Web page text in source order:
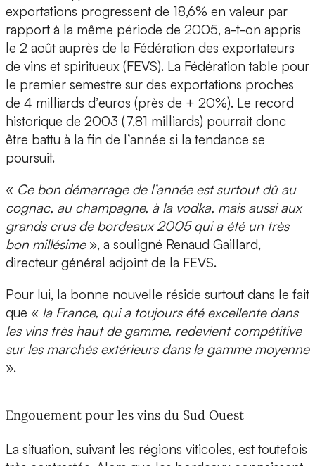
exportations progressent de 18,6% en valeur par
rapport à la même période de 2005, a-t-on appris
le 2 août auprès de la Fédération des exportateurs
de vins et spiritueux (FEVS). La Fédération table pour
le premier semestre sur des exportations proches
de 4 milliards d’euros (près de + 20%). Le record
historique de 2003 (7,81 milliards) pourrait donc
être battu à la fin de l’année si la tendance se
poursuit.
« Ce bon démarrage de l’année est surtout dû au
cognac, au champagne, à la vodka, mais aussi aux
grands crus de bordeaux 2005 qui a été un très
bon millésime», a souligné Renaud Gaillard,
directeur général adjoint de la FEVS.
Pour lui, la bonne nouvelle réside surtout dans le fait
que « la France, qui a toujours été excellente dans
les vins très haut de gamme, redevient compétitive
sur les marchés extérieurs dans la gamme moyenne
».
Engouement pour les vins du Sud Ouest
La situation, suivant les régions viticoles, est toutefois